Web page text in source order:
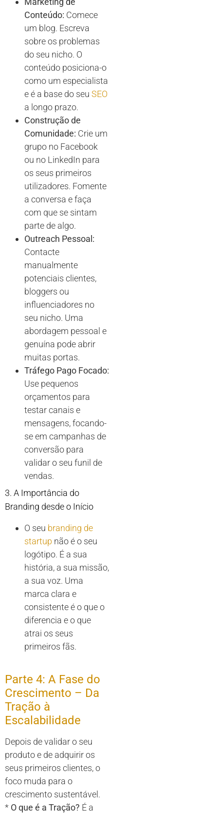
Conteúdo: Comece
um blog. Escreva
sobre os problemas
do seu nicho. O
conteúdo posiciona-o
como um especialista
e é a base do seu SEO
a longo prazo.
Construção de
Comunidade: Crie um
grupo no Facebook
ou no LinkedIn para
os seus primeiros
utilizadores. Fomente
a conversa e faça
com que se sintam
parte de algo.
Outreach Pessoal:
Contacte
manualmente
potenciais clientes,
bloggers ou
influenciadores no
seu nicho. Uma
abordagem pessoal e
genuína pode abrir
muitas portas.
Tráfego Pago Focado:
Use pequenos
orçamentos para
testar canais e
mensagens, focando-
se em campanhas de
conversão para
validar o seu funil de
vendas.
3. A Importância do
Branding desde o Início
O seu branding de
startup não é o seu
logótipo. É a sua
história, a sua missão,
a sua voz. Uma
marca clara e
consistente é o que o
diferencia e o que
atrai os seus
primeiros fãs.
Parte 4: A Fase do
Crescimento – Da
Tração à
Escalabilidade
Depois de validar o seu
produto e de adquirir os
seus primeiros clientes, o
foco muda para o
crescimento sustentável.
* O que é a Tração? É a